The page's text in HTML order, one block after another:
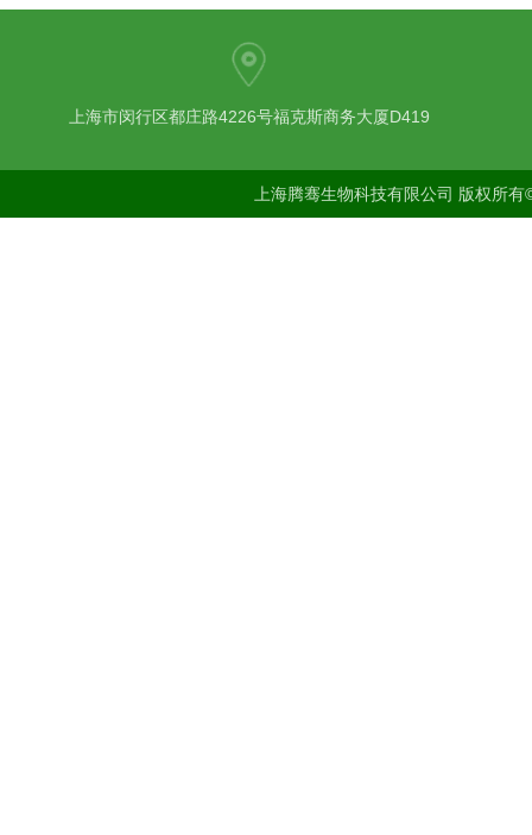
上海市闵行区都庄路4226号福克斯商务大厦D419
上海腾骞生物科技有限公司 版权所